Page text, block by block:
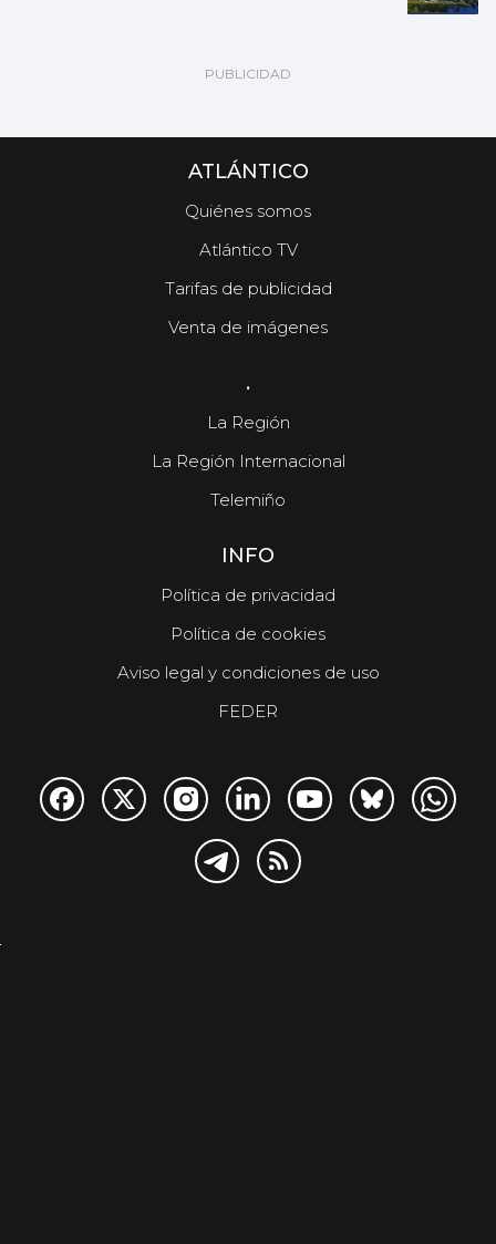
ATLÁNTICO
Quiénes somos
Atlántico TV
Tarifas de publicidad
Venta de imágenes
.
La Región
La Región Internacional
Telemiño
INFO
Política de privacidad
Política de cookies
Aviso legal y condiciones de uso
FEDER